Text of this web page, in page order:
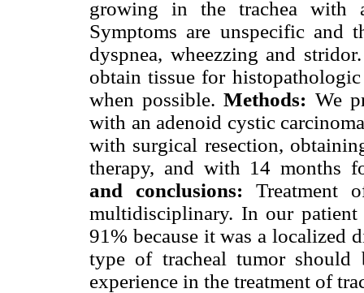
growing in the trachea with
Symptoms are unspecific and
dyspnea, wheezzing and
obtain tissue for
when possible.Methods: We
with an adenoid cystic
with surgical resection,
therapy, and with 14 months
and conclusions: Treatment
multidisciplinary. In our
91% because it was a localized
type of tracheal tumor should
experience in the treatment of